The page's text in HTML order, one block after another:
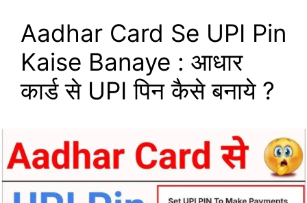
Aadhar Card Se UPI Pin
Kaise Banaye : आधार
कार्ड से UPI पिन कैसे बनाये ?